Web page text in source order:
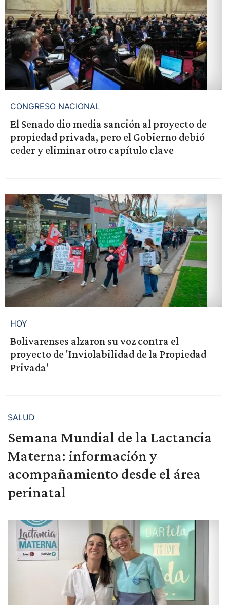
CONGRESO NACIONAL
El Senado dio media sanción al proyecto de
propiedad privada, pero el Gobierno debió
ceder y eliminar otro capítulo clave
HOY
Bolivarenses alzaron su voz contra el
proyecto de 'Inviolabilidad de la Propiedad
Privada'
SALUD
Semana Mundial de la Lactancia
Materna: información y
acompañamiento desde el área
perinatal